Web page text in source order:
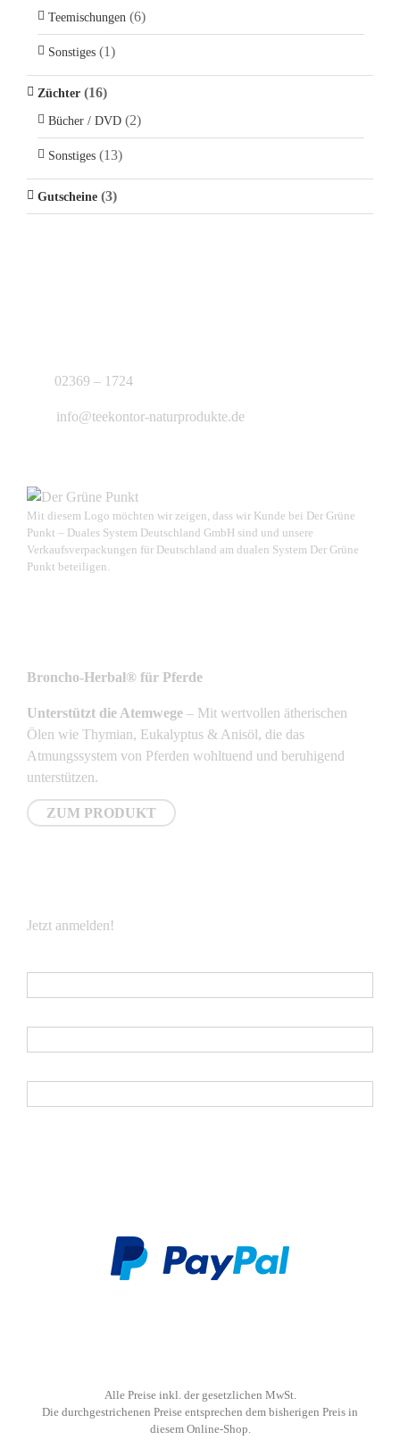
Teemischungen (6)
Sonstiges (1)
Züchter (16)
Bücher / DVD (2)
Sonstiges (13)
Gutscheine (3)
02369 – 1724
info@teekontor-naturprodukte.de
Mit diesem Logo möchten wir zeigen, dass wir Kunde bei Der Grüne
Punkt – Duales System Deutschland GmbH sind und unsere
Verkaufsverpackungen für Deutschland am dualen System Der Grüne
Punkt beteiligen.
Broncho-Herbal® für Pferde
Unterstützt die Atemwege – Mit wertvollen ätherischen
Ölen wie Thymian, Eukalyptus & Anisöl, die das
Atmungssystem von Pferden wohltuend und beruhigend
unterstützen.
ZUM PRODUKT
Jetzt anmelden!
Alle Preise inkl. der gesetzlichen MwSt.
Die durchgestrichenen Preise entsprechen dem bisherigen Preis in
diesem Online-Shop.